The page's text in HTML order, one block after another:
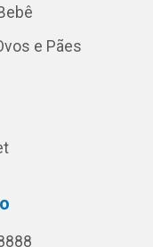
e Pães